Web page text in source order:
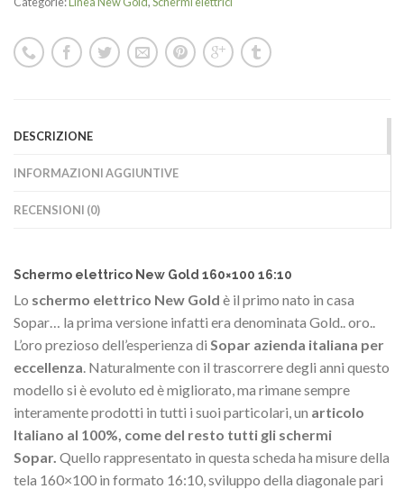
DESCRIZIONE
INFORMAZIONI AGGIUNTIVE
RECENSIONI (0)
Schermo elettrico New Gold 160×100 16:10
Lo schermo elettrico New Gold è il primo nato in casa
Sopar… la prima versione infatti era denominata Gold.. oro..
L’oro prezioso dell’esperienza di Sopar azienda italiana per
eccellenza . Naturalmente con il trascorrere degli anni questo
modello si è evoluto ed è migliorato, ma rimane sempre
interamente prodotti in tutti i suoi particolari, un articolo
Italiano al 100%, come del resto tutti gli schermi
Sopar. Quello rappresentato in questa scheda ha misure della
tela 160×100 in formato 16:10, sviluppo della diagonale pari